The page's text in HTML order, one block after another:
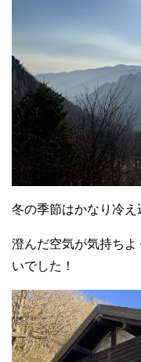
冬の季節はかなり冷
澄んだ空気が気持ち
いでした！